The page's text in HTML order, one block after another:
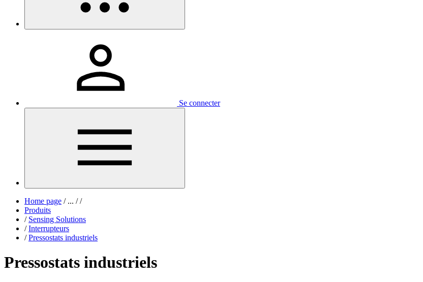
Se connecter
Home page /... / /
Produits
/ Sensing Solutions
/ Interrupteurs
/ Pressostats industriels
Pressostats industriels